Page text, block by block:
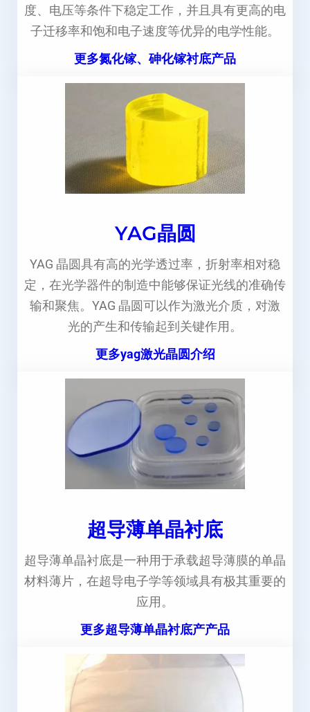
度、电压等条件下稳定工作，并且具有更高的电
子迁移率和饱和电子速度等优异的电学性能。
更多氮化镓、砷化镓衬底产品
YAG晶圆
YAG 晶圆具有高的光学透过率，折射率相对稳
定，在光学器件的制造中能够保证光线的准确传
输和聚焦。YAG 晶圆可以作为激光介质，对激
光的产生和传输起到关键作用。
更多yag激光晶圆介绍
超导薄单晶衬底
超导薄单晶衬底是一种用于承载超导薄膜的单晶
材料薄片，在超导电子学等领域具有极其重要的
应用。
更多超导薄单晶衬底产产品